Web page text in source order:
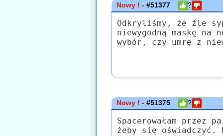
Nowy ! -#51377 ?
Odkryliśmy, że źle
niewygodną maskę
wybór, czy umrę z
Nowy ! -#51375 ?
Spacerowałam
żeby się oświadczyć.